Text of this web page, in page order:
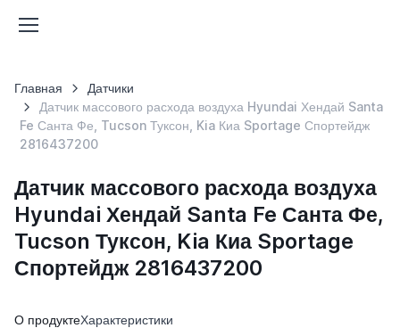
Главная
Датчики
Датчик массового расхода воздуха Hyundai Хендай Santa
Fe Санта Фе, Tucson Туксон, Kia Киа Sportage Спортейдж
2816437200
Датчик массового расхода воздуха
Hyundai Хендай Santa Fe Санта Фе,
Tucson Туксон, Kia Киа Sportage
Спортейдж 2816437200
О продуктеХарактеристики